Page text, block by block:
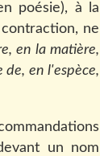
poésie), à la
ne
en la matière,
de, en l'espèce,
un nom